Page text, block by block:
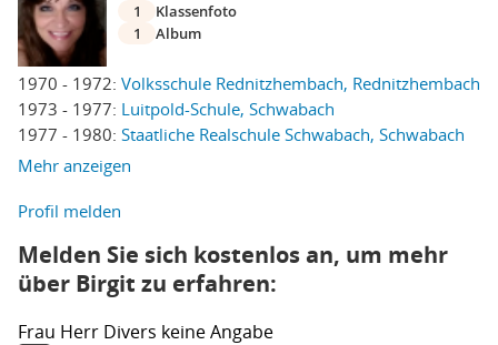
1970 - 1972: Volksschule Rednitzhembach, Rednitzhembach
1973 - 1977: Luitpold-Schule, Schwabach
1977 - 1980: Staatliche Realschule Schwabach, Schwabach
Mehr anzeigen
1
Klassenfoto
1
Album
Profil melden
Melden Sie sich kostenlos an, um mehr
über Birgit zu erfahren:
Frau Herr Divers keine Angabe